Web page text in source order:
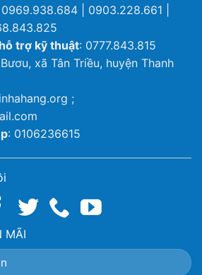
0969.938.684 | 0903.228.661 |
trợ kỹ thuật: 0777.843.815
xã Tân Triều, huyện Thanh
;
: 0106236615
MÃI